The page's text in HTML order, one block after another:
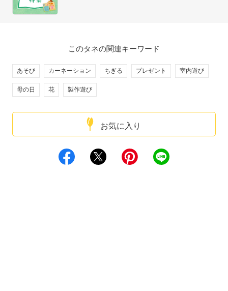
お気に入り
このタネの関連キーワード
あそび カーネーション ちぎる プレゼント 室内遊び
母の日 花 製作遊び